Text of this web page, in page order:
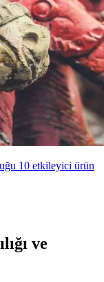
10 etkileyici ürün
ve